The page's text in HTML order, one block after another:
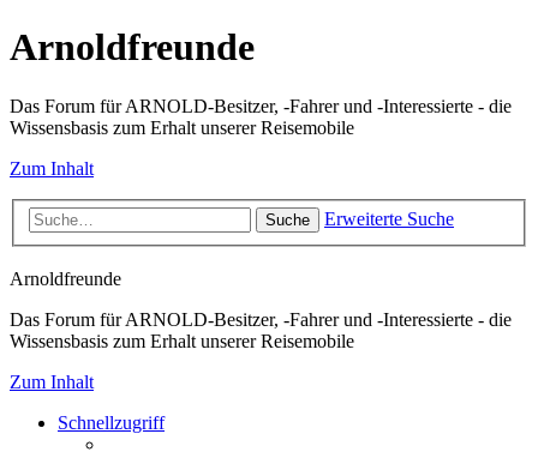
Arnoldfreunde
Das Forum für ARNOLD-Besitzer, -Fahrer und -Interessierte - die
Wissensbasis zum Erhalt unserer Reisemobile
Zum Inhalt
Suche Erweiterte Suche
Arnoldfreunde
Das Forum für ARNOLD-Besitzer, -Fahrer und -Interessierte - die
Wissensbasis zum Erhalt unserer Reisemobile
Zum Inhalt
Schnellzugriff